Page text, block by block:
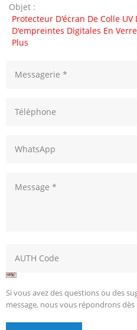
Objet :
Protecteur D'écran De Colle UV
D'empreintes Digitales En
Plus
Si vous avez des questions ou des
message, nous vous répondrons